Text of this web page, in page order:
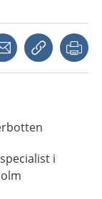
Dela via mejlKopiera länk
i